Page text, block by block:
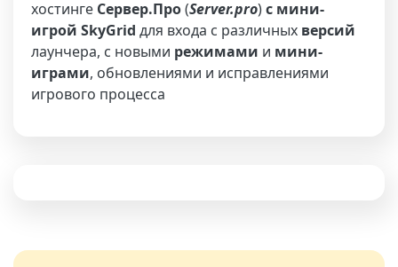
хостинге Сервер.Про(Server.pro)с мини-
игрой SkyGrid для входа с различных версий
лаунчера, с новыми режимами и мини-
играми, обновлениями и исправлениями
игрового процесса